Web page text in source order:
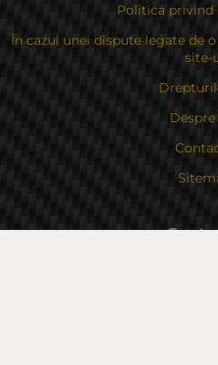
Politica privind
În cazul unei dispute legate de
site-